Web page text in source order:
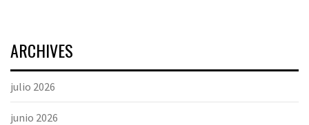
ARCHIVES
julio 2026
junio 2026